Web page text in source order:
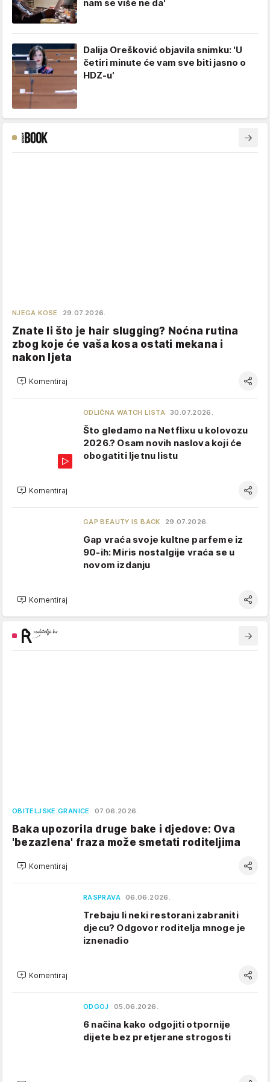
nam se više ne da'
Dalija Orešković objavila snimku: 'U
četiri minute će vam sve biti jasno o
HDZ-u'
NJEGA KOSE 29.07.2026.
Znate li što je hair slugging? Noćna rutina
zbog koje će vaša kosa ostati mekana i
nakon ljeta
Komentiraj
ODLIČNA WATCH LISTA 30.07.2026.
Što gledamo na Netflixu u kolovozu
2026.? Osam novih naslova koji će
obogatiti ljetnu listu
Komentiraj
GAP BEAUTY IS BACK 29.07.2026.
Gap vraća svoje kultne parfeme iz
90-ih: Miris nostalgije vraća se u
novom izdanju
Komentiraj
OBITELJSKE GRANICE 07.06.2026.
Baka upozorila druge bake i djedove: Ova
'bezazlena' fraza može smetati roditeljima
Komentiraj
RASPRAVA 06.06.2026.
Trebaju li neki restorani zabraniti
djecu? Odgovor roditelja mnoge je
iznenadio
Komentiraj
ODGOJ 05.06.2026.
6 načina kako odgojiti otpornije
dijete bez pretjerane strogosti